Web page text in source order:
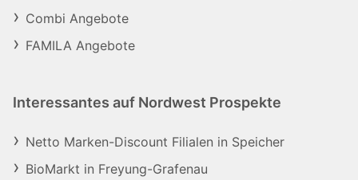
Combi Angebote
FAMILA Angebote
Interessantes auf Nordwest Prospekte
Netto Marken-Discount Filialen in Speicher
BioMarkt in Freyung-Grafenau